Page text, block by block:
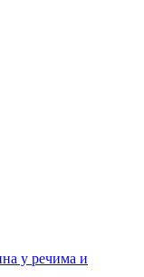
у речима и